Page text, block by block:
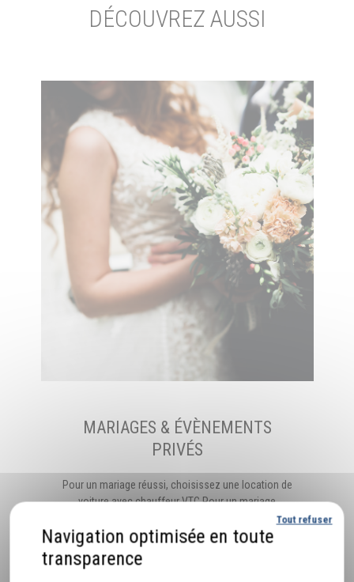
DÉCOUVREZ AUSSI
MARIAGES & ÉVÈNEMENTS
PRIVÉS
Pour un mariage réussi, choisissez une location de
voiture avec chauffeur VTC Pour un mariage
mémorable, misez sur une location de voiture avec
Votre Chauffeur ABC…
Tout refuser